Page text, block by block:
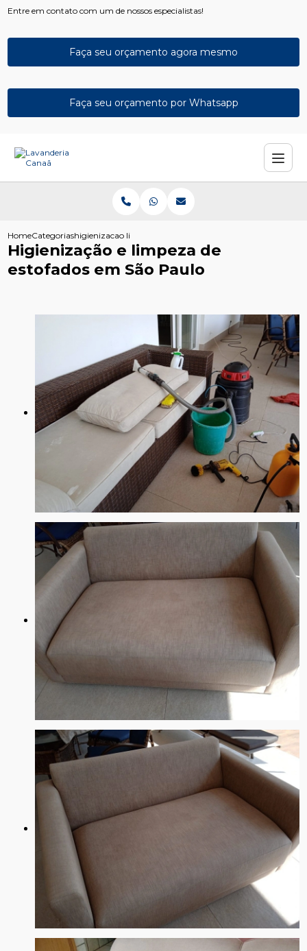
Entre em contato com um de nossos especialistas!
Faça seu orçamento agora mesmo
Faça seu orçamento por Whatsapp
HomeCategoriashigienizacao limpeza estofados sao paulo
Higienização e limpeza de
estofados em São Paulo